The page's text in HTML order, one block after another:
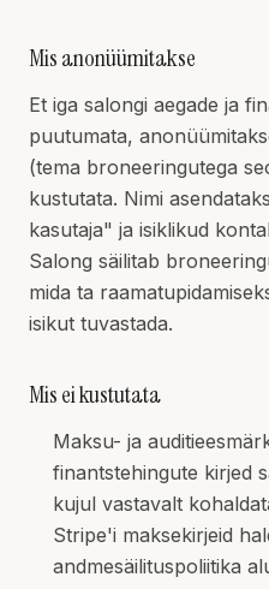
Mis anonüümitakse
Et iga salongi aegade ja
puutumata,
(tema broneeringutega
kustutata. Nimi
kasutaja" ja isiklikud
Salong säilitab
mida ta
isikut tuvastada.
Mis ei kustutata
Maksu- ja
finantstehingute kirjed
kujul vastavalt
Stripe'i maksekirjeid
andmesäilituspoliitika